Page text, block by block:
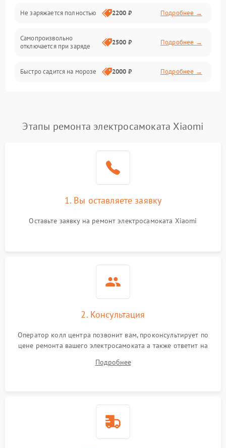
Не заряжается полностью 2200 ₽ Подробнее →
Самопроизвольно
отключается при заряде
2500 ₽ Подробнее →
Быстро садится на морозе 2000 ₽ Подробнее →
Этапы ремонта электросамоката Xiaomi
1. Вы оставляете заявку
Оставьте заявку на ремонт электросамоката Xiaomi
2. Консультация
Оператор колл центра позвонит вам, проконсультирует по
цене ремонта вашего электросамоката а также ответит на
Подробнее